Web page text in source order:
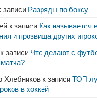
записи Разряды по боксу
к записи Как называется
и прозвища других
к записи Что делают с
Хлебников к записи ТОП
в хоккей